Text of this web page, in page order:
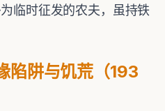
临时征发的农夫，虽持铁
陷阱与饥荒（193